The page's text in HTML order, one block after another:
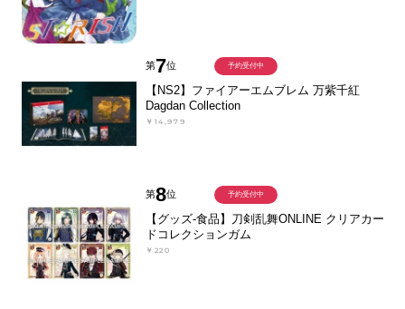
第7位
【NS2】ファイアーエムブレム 万紫千紅
Dagdan Collection
￥14,979
予約受付中
第8位
【グッズ-食品】刀剣乱舞ONLINE クリアカー
ドコレクションガム
￥220
予約受付中